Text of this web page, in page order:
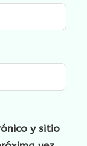
y sitio